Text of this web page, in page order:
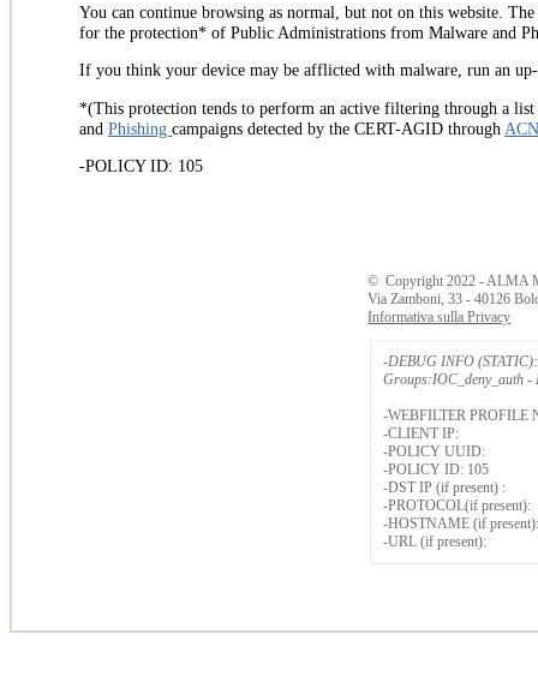
You can continue browsing as normal, but not on this website.
for the protection* of Public Administrations from Malware and
If you think your device may be afflicted with malware, run an
*(This protection tends to perform an active filtering through a
and Phishing campaigns detected by the CERT-AGID through
-POLICY ID: 105
© Copyright 2022 - ALMA
Via Zamboni, 33 - 40126
Informativa sulla Privacy
-DEBUG INFO (STATIC):
Groups:IOC_deny_auth -
-WEBFILTER PROFILE
-CLIENT IP:
-POLICY UUID:
-POLICY ID: 105
-DST IP (if present) :
-PROTOCOL(if present):
-HOSTNAME (if present):
-URL (if present):